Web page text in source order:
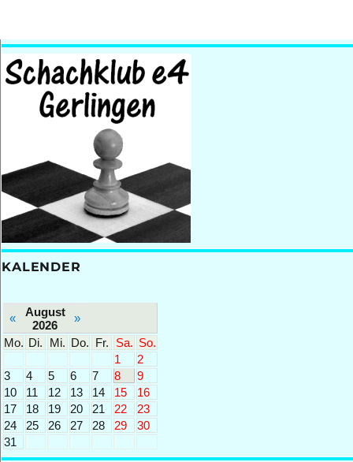
KALENDER
«
August
2026
»
Mo. Di. Mi. Do. Fr. Sa. So.
1
2
3
4 5 6 7 8
9
10
11 12 13 14 15
16
17
18 19 20 21 22
23
24
25 26 27 28 29
30
31